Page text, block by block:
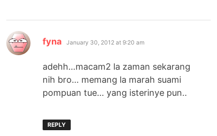
fyna says:
January 30, 2012 at 9:20 am
adehh…macam2 la zaman sekarang
nih bro… memang la marah suami
pompuan tue… yang isterinye pun..
REPLY